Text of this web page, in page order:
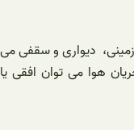
زمینی، دیواری و سقفی می
هوا می توان افقی یا